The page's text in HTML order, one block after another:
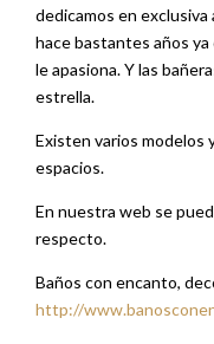
dedicamos en exclusiva
hace bastantes años
le apasiona. Y las
estrella.
Existen varios modelos
espacios.
En nuestra web se
respecto.
Baños con encanto,
http://